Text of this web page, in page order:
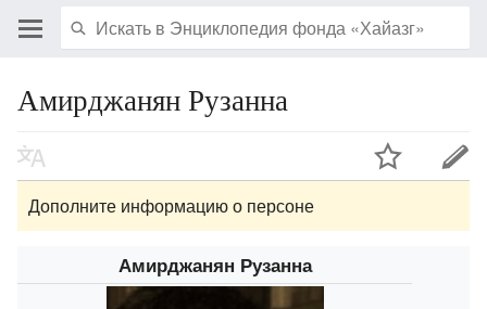
Амирджанян Рузанна
Дополните информацию о персоне
Амирджанян Рузанна